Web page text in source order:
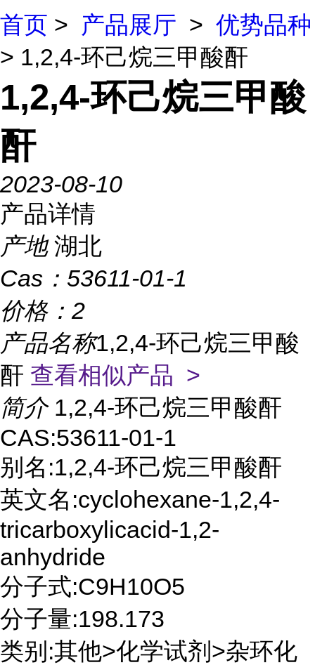
首页 > 产品展厅 > 优势品种
> 1,2,4-环己烷三甲酸酐
1,2,4-环己烷三甲酸
酐
2023-08-10
产品详情
产地 湖北
Cas： 53611-01-1
价格： 2
产品名称1,2,4-环己烷三甲酸
酐 查看相似产品 >
简介 1,2,4-环己烷三甲酸酐
CAS:53611-01-1
别名:1,2,4-环己烷三甲酸酐
英文名:cyclohexane-1,2,4-
tricarboxylicacid-1,2-
anhydride
分子式:C9H10O5
分子量:198.173
类别:其他>化学试剂>杂环化